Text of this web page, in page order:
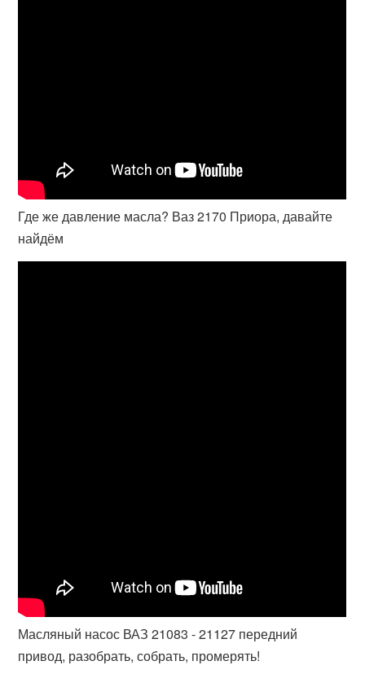
Где же давление масла? Ваз 2170 Приора, давайте
найдём
Масляный насос ВАЗ 21083 - 21127 передний
привод, разобрать, собрать, промерять!